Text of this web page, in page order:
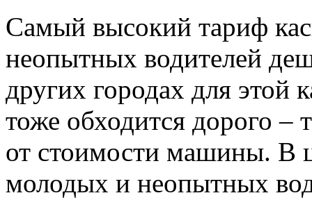
Самый высокий тариф
неопытных водителей
других городах для этой
тоже обходится дорого –
от стоимости машины. В
молодых и неопытных